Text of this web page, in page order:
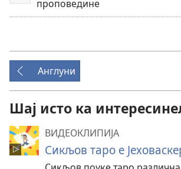
проповедине
Англуни
Шај исто ка
ВИДЕОКЛИПИЈА
Сикљов таро е